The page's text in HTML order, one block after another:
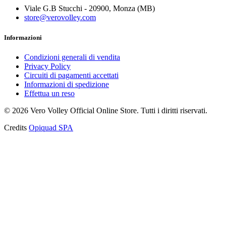
Viale G.B Stucchi - 20900, Monza (MB)
store@verovolley.com
Informazioni
Condizioni generali di vendita
Privacy Policy
Circuiti di pagamenti accettati
Informazioni di spedizione
Effettua un reso
© 2026 Vero Volley Official Online Store. Tutti i diritti riservati.
Credits Opiquad SPA